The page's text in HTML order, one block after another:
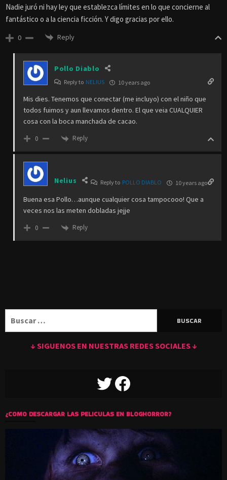
Nadie juró ni hay ley que establezca límites en lo que concierne al
fantástico o a la ciencia ficción. Y digo gracias por ello.
0 Reply
Pollo Diablo
Reply to NELIUS 10 years ago
Mis dies. Tenemos que conectar (me incluyo) con el niño que
todos fuimos y aun llevamos dentro. El que veia CUALQUIER
cosa con la boca manchada de cacao.
0 Reply
Nelius Reply to POLLO DIABLO 10 years ago
Buena esa Pollo…aunque cualquier cosa tampocooo! Que a
veces nos las meten dobladas jejje
0 Reply
↓ SIGUENOS EN NUESTRAS REDES SOCIALES ↓
TWITTERFACEBOOK
¿COMO DESCARGAR LAS PELICULAS EN BLOGHORROR?